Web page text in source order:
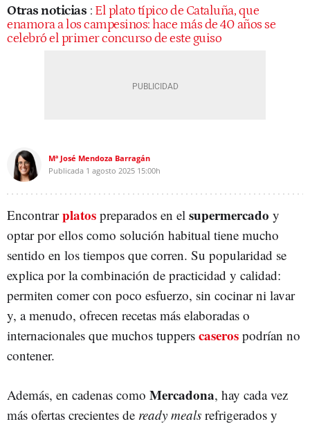
Otras noticias : El plato típico de Cataluña, que
enamora a los campesinos: hace más de 40 años se
celebró el primer concurso de este guiso
Mª José Mendoza Barragán
Publicada 1 agosto 2025 15:00h
Encontrarplatos preparados en el supermercado y
optar por ellos como solución habitual tiene mucho
sentido en los tiempos que corren. Su popularidad se
explica por la combinación de practicidad y calidad:
permiten comer con poco esfuerzo, sin cocinar ni lavar
y, a menudo, ofrecen recetas más elaboradas o
internacionales que muchos tuppers caseros podrían no
contener.
Además, en cadenas como Mercadona, hay cada vez
más ofertas crecientes de ready meals refrigerados y